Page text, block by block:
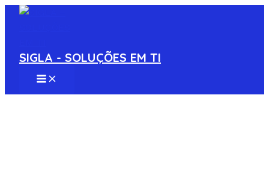
Ir
conteúdo
SIGLA - SOLUÇÕES EM TI
MAIN